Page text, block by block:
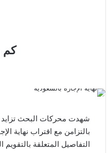
كم
بالتزامن مع اقتراب نهاية
التفاصيل المتعلقة بالتقويم الدراسي لعام 1447 وموعد انتهاء